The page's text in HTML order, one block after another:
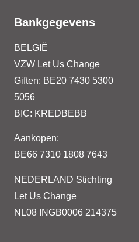
Bankgegevens
BELGIË
VZW Let Us Change
Giften: BE20 7430 5300
5056
BIC: KREDBEBB
Aankopen:
BE66 7310 1808 7643
NEDERLAND Stichting
Let Us Change
NL08 INGB0006 214375